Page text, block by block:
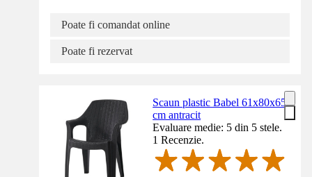
Poate fi comandat online
Poate fi rezervat
Scaun plastic Babel 61x80x65
cm antracit
Evaluare medie: 5 din 5 stele.
1 Recenzie.